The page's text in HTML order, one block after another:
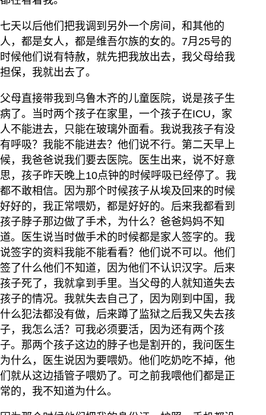
七天以后他们把我调到另外一个房间，和其他的
人，都是女人，都是维吾尔族的女的。7月25号的
时候他们说有特赦，就先把我放出去，我父母给我
担保，我就出去了。
父母直接带我到乌鲁木齐的儿童医院，说是孩子生
病了。当时两个孩子在家里，一个孩子在ICU，家
人不能进去，只能在玻璃外面看。我说我孩子有没
有呼吸？我能不能进去？他们说不行。第二天早上
候，我爸爸说我们要去医院。医生出来，说不好意
思，孩子昨天晚上10点钟的时候呼吸已经停了。我
都不敢相信。因为那个时候孩子从埃及回来的时候
好好的，我正常喂奶，都是好好的。后来我都看到
孩子脖子那边做了手术，为什么？爸爸妈妈不知
道。医生说当时做手术的时候都是家人签字的。我
说签字的资料我能不能看看？他们说不可以。他们
签了什么他们不知道，因为他们不认识汉字。后来
孩子死了，我就拿到手里。当父母的人就知道失去
孩子的情况。我就失去自己了，因为刚到中国，我
什么犯法都没有做，后来蹲了监狱之后我又失去孩
子，我怎么活？可我必须要活，因为还有两个孩
子。那两个孩子这边的脖子也是割开的，我问医生
为什么，医生说因为要喂奶。他们吃奶吃不掉，他
们就从这边插管子喂奶了。可之前我喂他们都是正
常的，我不知道为什么。